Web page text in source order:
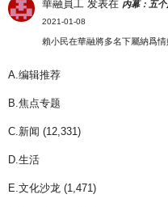
華融員工 发表在 内幕：五
2021-01-08
賴小民在華融將多名下屬納爲
A.编辑推荐
B.焦点专题
C.新闻 (12,331)
D.生活
E.文化沙龙 (1,471)